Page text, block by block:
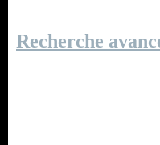
Recherche